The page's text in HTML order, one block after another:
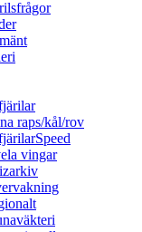
raps/kål/rov
vingar